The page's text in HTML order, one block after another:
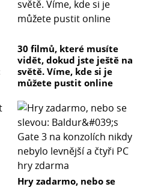
30 filmů, které musíte
vidět, dokud jste ještě na
světě. Víme, kde si je
můžete pustit online
Hry zadarmo, nebo se